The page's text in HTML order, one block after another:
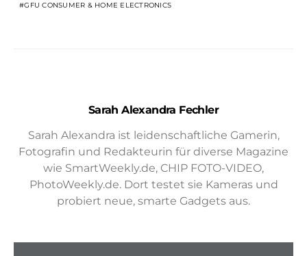
GFU CONSUMER & HOME ELECTRONICS
Sarah Alexandra Fechler
Sarah Alexandra ist leidenschaftliche Gamerin,
Fotografin und Redakteurin für diverse Magazine
wie SmartWeekly.de, CHIP FOTO-VIDEO,
PhotoWeekly.de. Dort testet sie Kameras und
probiert neue, smarte Gadgets aus.